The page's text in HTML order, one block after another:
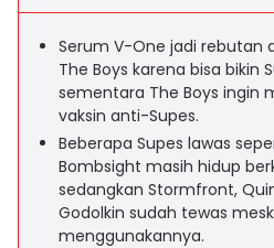
Serum V-One jadi rebutan
The Boys karena bisa bikin
sementara The Boys ingin
vaksin anti-Supes.
Beberapa Supes lawas
Bombsight masih hidup
sedangkan Stormfront,
Godolkin sudah tewas
menggunakannya.